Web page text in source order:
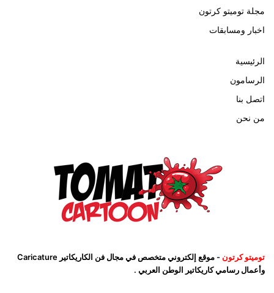
مجلة توميتو كرتون
اخبار ومسابقات
الرئيسية
الرسامون
اتصل بنا
من نحن
توميتو كرتون
- موقع إلكتروني متخصص في مجال فن الكاريكاتير Caricature
وأعمال رسامي كاريكاتير الوطن العربي .